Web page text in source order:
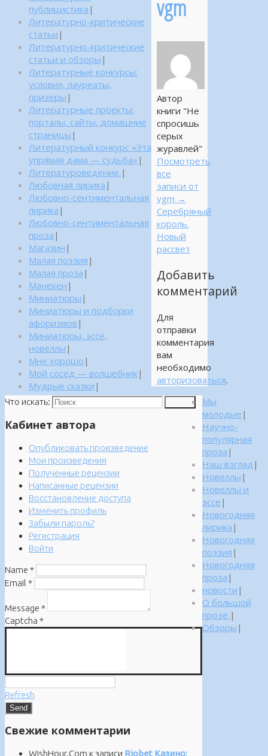
vgm
Автор
книги "Не
спросишь
серых
журавлей"
Посмотреть
все
записи от
vgm →
Серебряный
король.
Новый
рассвет
Добавить
комментарий
Для
отправки
комментария
вам
необходимо
авторизоваться.
Что искать:
Кабинет автора
Опубликовать произведение
Мои произведения
Полученные рецензии
Написанные рецензии
Восстановление доступа
Изменить профиль
Забыли пароль?
Регистрация
Войти
Name *
Email *
Message *
Captcha *
Refresh
Свежие комментарии
WishHour.Com к записи Riobet Казино:
публицистика |
Литературно-критические
статьи |
Литературно-критические
статьи и обзоры |
Литературные конкурсы:
условия, лауреаты,
призеры |
Литературные проекты:
порталы, сайты, домашние
страницы |
Литературный конкурс «Эта
упрямая дама — судьба» |
Литературоведение. |
Любовная лирика |
Любовно-сентиментальная
лирика |
Любовно-сентиментальная
проза |
Магазин |
Малая поэзия |
Малая проза |
Манекен |
Миниатюры |
Миниатюры и подборки
афоризмов |
Миниатюры, эссе,
новеллы |
Мне хорошо |
Мой сосед — волшебник|
Мудрые сказки |
Мы
молодые |
Научно-
популярная
проза |
Наш взгляд |
Новеллы |
Новеллы и
эссе |
Новогодняя
лирика |
Новогодняя
поэзия |
Новогодняя
проза |
новости |
О большой
прозе. |
Обзоры |